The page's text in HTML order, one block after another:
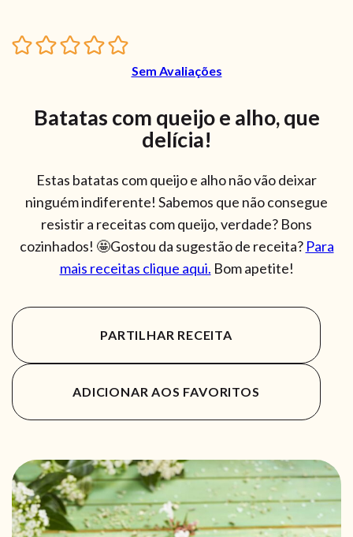
Sem Avaliações
Batatas com queijo e alho, que
delícia!
Estas batatas com queijo e alho não vão deixar
ninguém indiferente! Sabemos que não consegue
resistir a receitas com queijo, verdade? Bons
cozinhados! 🤩Gostou da sugestão de receita? Para
mais receitas clique aqui. Bom apetite!
PARTILHAR RECEITA
ADICIONAR AOS FAVORITOS